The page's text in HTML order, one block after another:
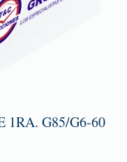
1RA. G85/G6-60